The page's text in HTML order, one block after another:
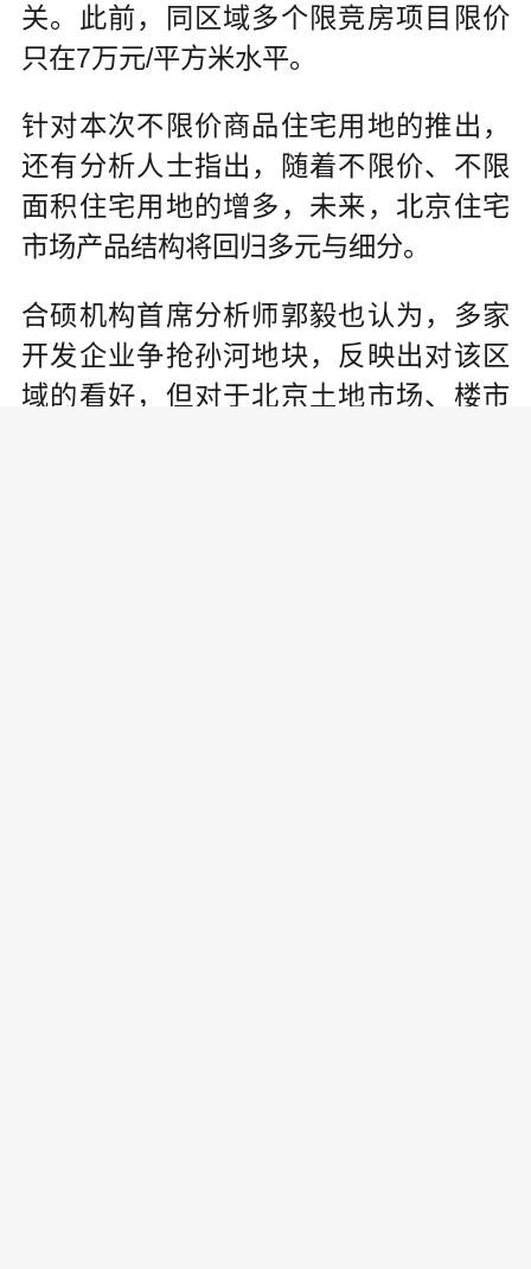
关。此前，同区域多个限竞房项目限价
只在7万元/平方米水平。
针对本次不限价商品住宅用地的推出，
还有分析人士指出，随着不限价、不限
面积住宅用地的增多，未来，北京住宅
市场产品结构将回归多元与细分。
合硕机构首席分析师郭毅也认为，多家
开发企业争抢孙河地块，反映出对该区
域的看好，但对于北京土地市场、楼市